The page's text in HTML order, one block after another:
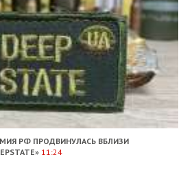
РФ ПРОДВИНУЛАСЬ ВБЛИЗИ
11:24